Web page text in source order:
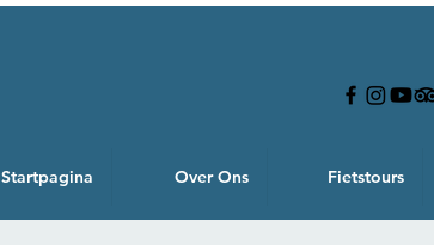
Startpagina Over Ons Fietstours